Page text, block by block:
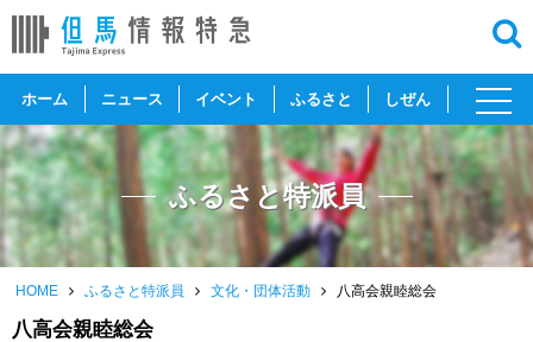
ホーム ニュース イベント ふるさと しぜん
toggle
ふるさと特派員
HOME ふるさと特派員 文化・団体活動 八高会親睦総会
八高会親睦総会